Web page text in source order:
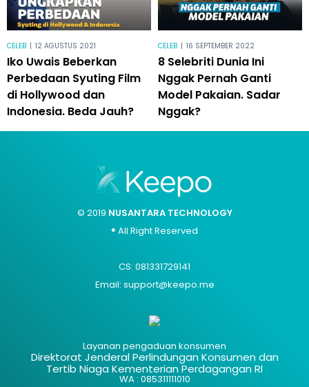
CELEB | 12 AGUSTUS 2021
Iko Uwais Beberkan
Perbedaan Syuting Film
di Hollywood dan
Indonesia. Beda Jauh?
CELEB | 16 SEPTEMBER 2022
8 Selebriti Dunia Ini
Nggak Pernah Ganti
Model Pakaian. Sadar
Nggak?
© 2019 NUSANTARA TECHNOLOGY
® All Right Reserved
CS: 081331729141
Email: support@keepo.me
Layanan pengaduan konsumen
Direktorat Jenderal Perlindungan Konsumen dan
Tertib Niaga Kementerian Perdagangan RI
WA : 085311111010